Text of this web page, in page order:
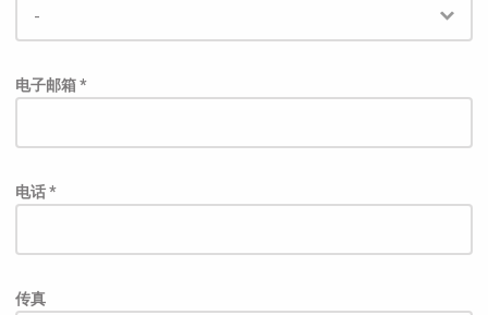
电子邮箱 *
电话 *
传真